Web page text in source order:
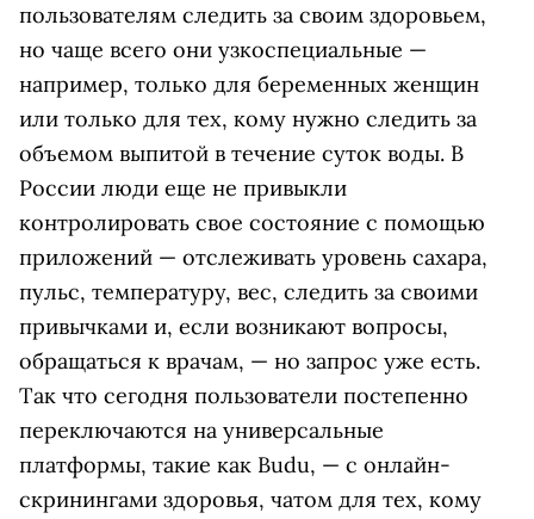
пользователям следить за своим здоровьем,
но чаще всего они узкоспециальные —
например, только для беременных женщин
или только для тех, кому нужно следить за
объемом выпитой в течение суток воды. В
России люди еще не привыкли
контролировать свое состояние с помощью
приложений — отслеживать уровень сахара,
пульс, температуру, вес, следить за своими
привычками и, если возникают вопросы,
обращаться к врачам, — но запрос уже есть.
Так что сегодня пользователи постепенно
переключаются на универсальные
платформы, такие как Budu, — с онлайн-
скринингами здоровья, чатом для тех, кому